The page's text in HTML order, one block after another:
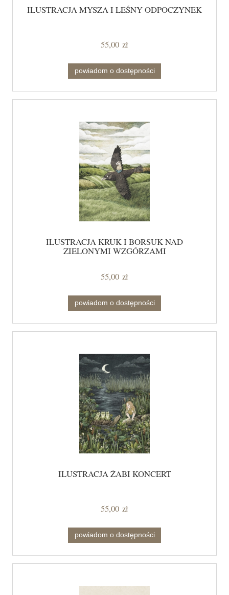
ILUSTRACJA MYSZA I LEŚNY ODPOCZYNEK
55,00 zł
powiadom o dostępności
ILUSTRACJA KRUK I BORSUK NAD
ZIELONYMI WZGÓRZAMI
55,00 zł
powiadom o dostępności
ILUSTRACJA ŻABI KONCERT
55,00 zł
powiadom o dostępności